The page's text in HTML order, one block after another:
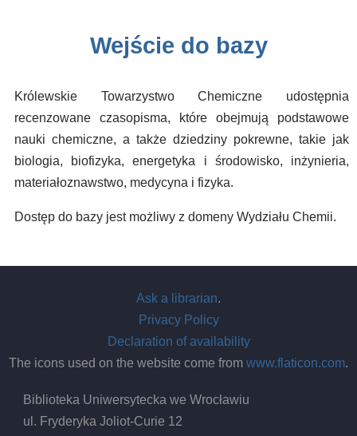
Wejście do bazy
Królewskie Towarzystwo Chemiczne udostępnia
recenzowane czasopisma, które obejmują podstawowe
nauki chemiczne, a także dziedziny pokrewne, takie jak
biologia, biofizyka, energetyka i środowisko, inżynieria,
materiałoznawstwo, medycyna i fizyka.
Dostęp do bazy jest możliwy z domeny Wydziału Chemii.
Ask a librarian.
Privacy Policy
Declaration of availability
The icons used on the website come from www.flaticon.com.
Biblioteka Uniwersytecka we Wrocławiu
ul. Fryderyka Joliot-Curie 12